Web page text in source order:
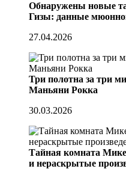
Обнаружены новые
Гизы: данные
27.04.2026
Три полотна за три
Маньяни Рокка
30.03.2026
Тайная комната
и нераскрытые